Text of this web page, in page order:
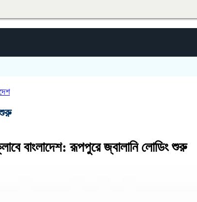
বাংলাদেশ: রূপপুরে জ্বালানি লোডিং শুরু